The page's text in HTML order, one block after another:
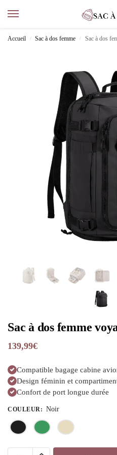
Accueil / Sac à dos femme / Sac à dos
Sac à dos femme
139,99€
Compatible bagage cabine
Design féminin et
Confort de port longue durée
COULEUR: Noir